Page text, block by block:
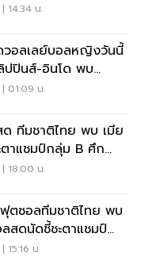
น.
14:34 น.
อลเลย์บอลหญิงวันนี้
ปินส์-อินโด พบ
V CUP 2026
01:09 น.
ทีมชาติไทย พบ เมีย
าแชมป์กลุ่ม B ศึก
CUP 2026
18:00 น.
ตซอลทีมชาติไทย พบ
สดนัดชี้ชะตาแชมป์
15:16 น.